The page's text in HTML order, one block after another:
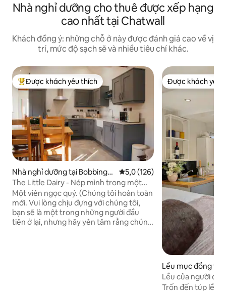
Nhà nghỉ dưỡng cho thuê được xếp hạng
cao nhất tại Chatwall
Khách đồng ý: những chỗ ở này được đánh giá cao về vị
trí, mức độ sạch sẽ và nhiều tiêu chí khác.
Được khách yêu thích nhất
Được khách yêu thích
Nhà nghỉ dưỡng tại Bobbingto
n
Xếp hạng trung bình 5,0/5,
5,0 (126)
The Little Dairy - Nép mình trong một
trang trại làm việc
Một viên ngọc quý. (Chúng tôi hoàn toàn
mới. Vui lòng chịu đựng với chúng tôi,
bạn sẽ là một trong những người đầu
tiên ở lại, nhưng hãy yên tâm rằng chúng
Được khách yêu
Được khách yêu
Lều mục đồng tại
Lều của người
tư nhìn ra hồ
Trốn đến túp lều